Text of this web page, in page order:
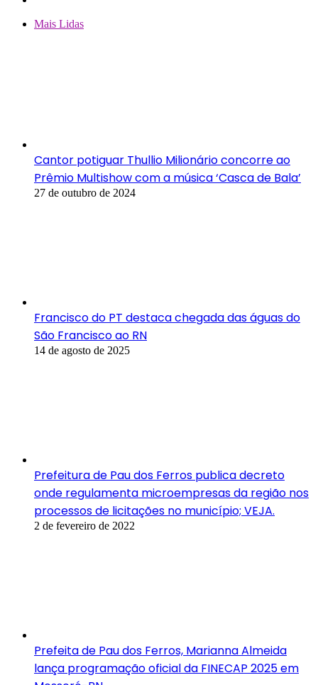
Mais Lidas
Cantor potiguar Thullio Milionário concorre ao
Prêmio Multishow com a música ‘Casca de Bala’
27 de outubro de 2024
Francisco do PT destaca chegada das águas do
São Francisco ao RN
14 de agosto de 2025
Prefeitura de Pau dos Ferros publica decreto
onde regulamenta microempresas da região nos
processos de licitações no município; VEJA.
2 de fevereiro de 2022
Prefeita de Pau dos Ferros, Marianna Almeida
lança programação oficial da FINECAP 2025 em